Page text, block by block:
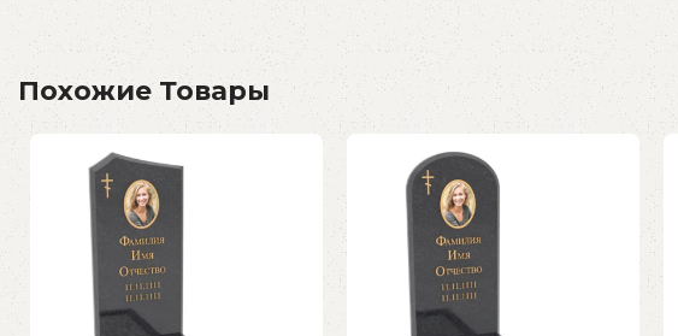
Похожие Товары